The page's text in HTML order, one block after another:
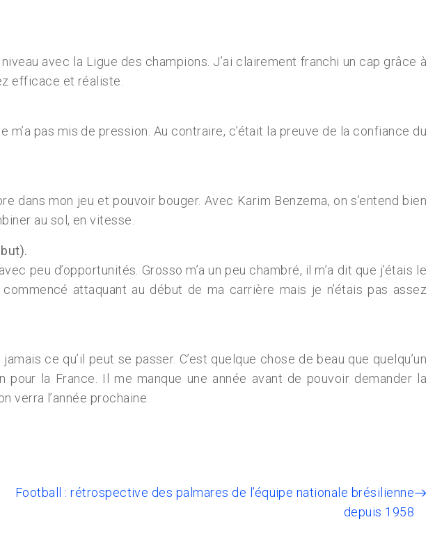
avec la Ligue des champions. J’ai clairement franchi un cap grâce à
efficace et réaliste.
pas mis de pression. Au contraire, c’était la preuve de la confiance du
dans mon jeu et pouvoir bouger. Avec Karim Benzema, on s’entend bien
au sol, en vitesse.
peu d’opportunités. Grosso m’a un peu chambré, il m’a dit que j’étais le
attaquant au début de ma carrière mais je n’étais pas assez
ce qu’il peut se passer. C’est quelque chose de beau que quelqu’un
pour la France. Il me manque une année avant de pouvoir demander la
verra l’année prochaine.
Football : rétrospective des palmares de l’équipe nationale brésilienne
depuis 1958